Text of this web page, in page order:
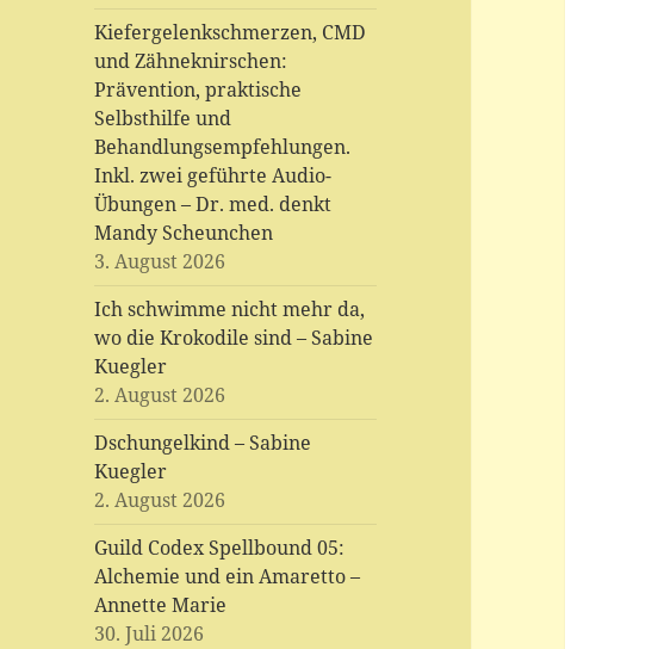
Kiefergelenkschmerzen, CMD
und Zähneknirschen:
Prävention, praktische
Selbsthilfe und
Behandlungsempfehlungen.
Inkl. zwei geführte Audio-
Übungen – Dr. med. denkt
Mandy Scheunchen
3. August 2026
Ich schwimme nicht mehr da,
wo die Krokodile sind – Sabine
Kuegler
2. August 2026
Dschungelkind – Sabine
Kuegler
2. August 2026
Guild Codex Spellbound 05:
Alchemie und ein Amaretto –
Annette Marie
30. Juli 2026